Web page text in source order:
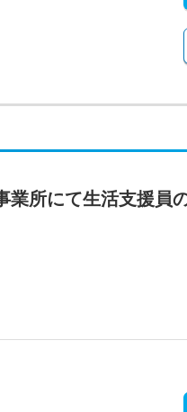
業所にて生活支援員